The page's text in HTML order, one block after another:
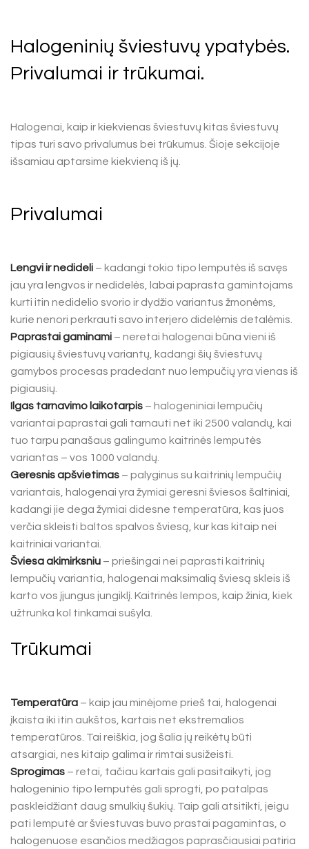
Halogeninių šviestuvų ypatybės.
Privalumai ir trūkumai.
Halogenai, kaip ir kiekvienas šviestuvų kitas šviestuvų
tipas turi savo privalumus bei trūkumus. Šioje sekcijoje
išsamiau aptarsime kiekvieną iš jų.
Privalumai
Lengvi ir nedideli – kadangi tokio tipo lemputės iš savęs
jau yra lengvos ir nedidelės, labai paprasta gamintojams
kurti itin nedidelio svorio ir dydžio variantus žmonėms,
kurie nenori perkrauti savo interjero didelėmis detalėmis.
Paprastai gaminami – neretai halogenai būna vieni iš
pigiausių šviestuvų variantų, kadangi šių šviestuvų
gamybos procesas pradedant nuo lempučių yra vienas iš
pigiausių.
Ilgas tarnavimo laikotarpis – halogeniniai lempučių
variantai paprastai gali tarnauti net iki 2500 valandų, kai
tuo tarpu panašaus galingumo kaitrinės lemputės
variantas – vos 1000 valandų.
Geresnis apšvietimas – palyginus su kaitrinių lempučių
variantais, halogenai yra žymiai geresni šviesos šaltiniai,
kadangi jie dega žymiai didesne temperatūra, kas juos
verčia skleisti baltos spalvos šviesą, kur kas kitaip nei
kaitriniai variantai.
Šviesa akimirksniu – priešingai nei paprasti kaitrinių
lempučių variantia, halogenai maksimalią šviesą skleis iš
karto vos įjungus jungiklį. Kaitrinės lempos, kaip žinia, kiek
užtrunka kol tinkamai sušyla.
Trūkumai
Temperatūra – kaip jau minėjome prieš tai, halogenai
įkaista iki itin aukštos, kartais net ekstremalios
temperatūros. Tai reiškia, jog šalia jų reikėtų būti
atsargiai, nes kitaip galima ir rimtai susižeisti.
Sprogimas – retai, tačiau kartais gali pasitaikyti, jog
halogeninio tipo lemputės gali sprogti, po patalpas
paskleidžiant daug smulkių šukių. Taip gali atsitikti, jeigu
pati lemputė ar šviestuvas buvo prastai pagamintas, o
halogenuose esančios medžiagos paprasčiausiai patiria